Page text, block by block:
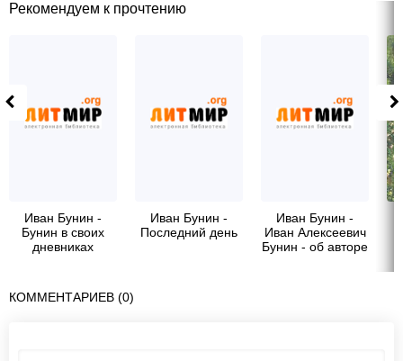
Рекомендуем к прочтению
Иван Бунин -
Бунин в своих
дневниках
Иван Бунин -
Последний день
Иван Бунин -
Иван Алексеевич
Бунин - об авторе
КОММЕНТАРИЕВ (0)